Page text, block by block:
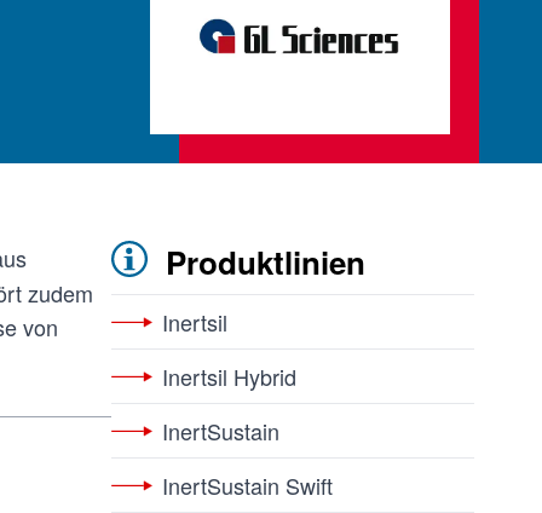
zudem
von
Produktlinien
Inertsil
Inertsil Hybrid
InertSustain
InertSustain Swift